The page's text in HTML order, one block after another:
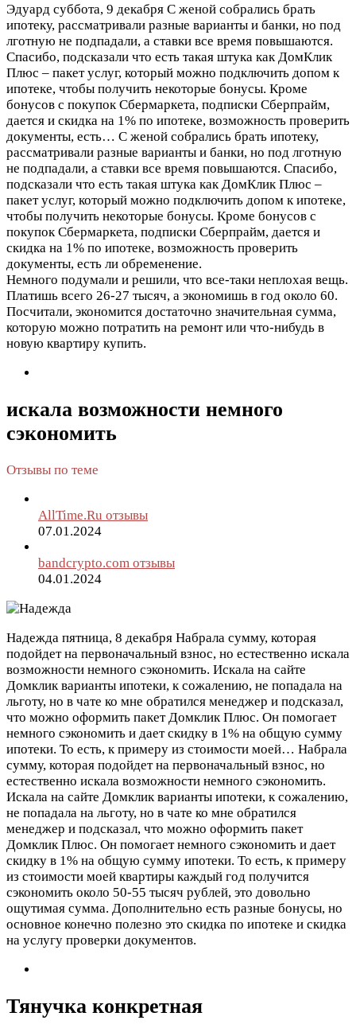
Эдуард суббота, 9 декабря С женой собрались брать
ипотеку, рассматривали разные варианты и банки, но под
лготную не подпадали, а ставки все время повышаются.
Спасибо, подсказали что есть такая штука как ДомКлик
Плюс – пакет услуг, который можно подключить допом к
ипотеке, чтобы получить некоторые бонусы. Кроме
бонусов с покупок Сбермаркета, подписки Сберпрайм,
дается и скидка на 1% по ипотеке, возможность проверить
документы, есть… С женой собрались брать ипотеку,
рассматривали разные варианты и банки, но под лготную
не подпадали, а ставки все время повышаются. Спасибо,
подсказали что есть такая штука как ДомКлик Плюс –
пакет услуг, который можно подключить допом к ипотеке,
чтобы получить некоторые бонусы. Кроме бонусов с
покупок Сбермаркета, подписки Сберпрайм, дается и
скидка на 1% по ипотеке, возможность проверить
документы, есть ли обременение.
Немного подумали и решили, что все-таки неплохая вещь.
Платишь всего 26-27 тысяч, а экономишь в год около 60.
Посчитали, экономится достаточно значительная сумма,
которую можно потратить на ремонт или что-нибудь в
новую квартиру купить.
искала возможности немного
сэкономить
Отзывы по теме
AllTime.Ru отзывы
07.01.2024
bandcrypto.com отзывы
04.01.2024
Надежда пятница, 8 декабря Набрала сумму, которая
подойдет на первоначальный взнос, но естественно искала
возможности немного сэкономить. Искала на сайте
Домклик варианты ипотеки, к сожалению, не попадала на
льготу, но в чате ко мне обратился менеджер и подсказал,
что можно оформить пакет Домклик Плюс. Он помогает
немного сэкономить и дает скидку в 1% на общую сумму
ипотеки. То есть, к примеру из стоимости моей… Набрала
сумму, которая подойдет на первоначальный взнос, но
естественно искала возможности немного сэкономить.
Искала на сайте Домклик варианты ипотеки, к сожалению,
не попадала на льготу, но в чате ко мне обратился
менеджер и подсказал, что можно оформить пакет
Домклик Плюс. Он помогает немного сэкономить и дает
скидку в 1% на общую сумму ипотеки. То есть, к примеру
из стоимости моей квартиры каждый год получится
сэкономить около 50-55 тысяч рублей, это довольно
ощутимая сумма. Дополнительно есть разные бонусы, но
основное конечно полезно это скидка по ипотеке и скидка
на услугу проверки документов.
Тянучка конкретная